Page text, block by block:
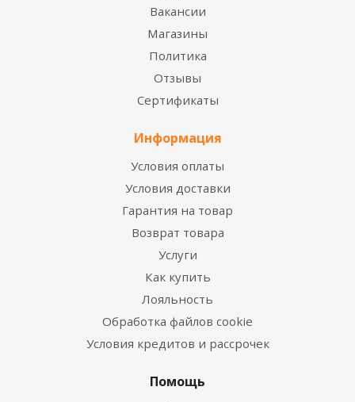
Вакансии
Магазины
Политика
Отзывы
Сертификаты
Информация
Условия оплаты
Условия доставки
Гарантия на товар
Возврат товара
Услуги
Как купить
Лояльность
Обработка файлов cookie
Условия кредитов и рассрочек
Помощь